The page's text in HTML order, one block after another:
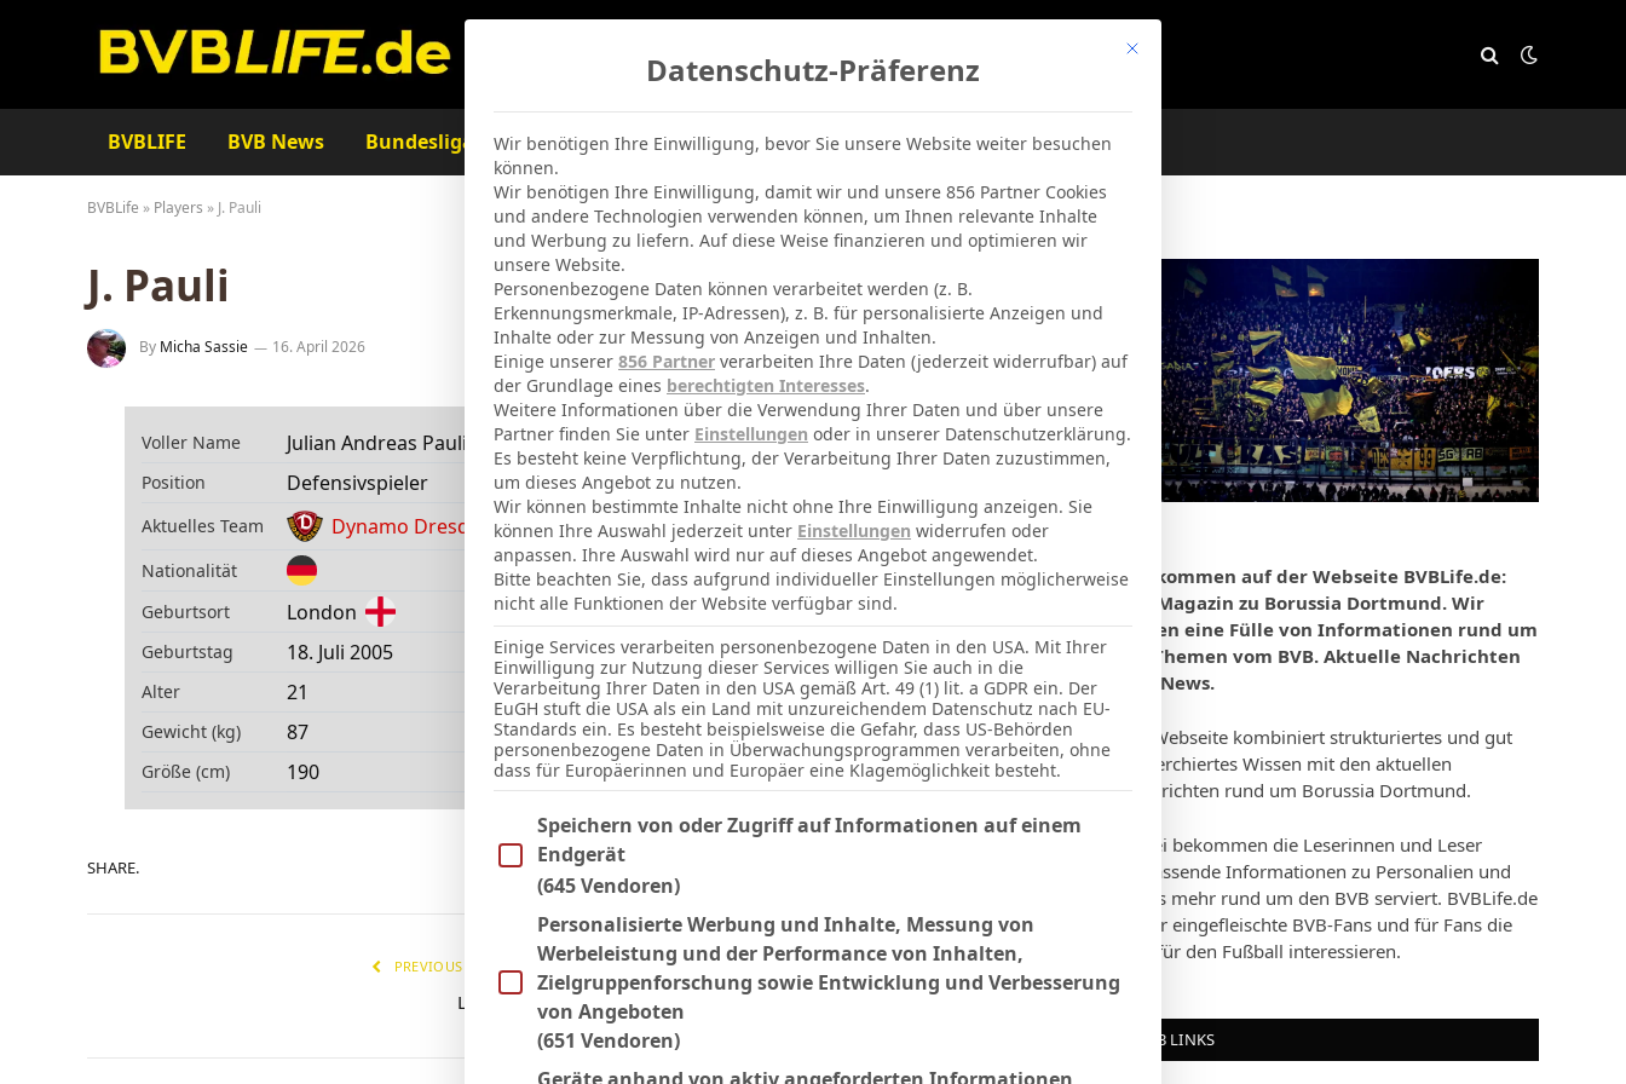
BVBLIFE BVB News Bundesliga Tabelle Champions League BVB-Netradio Erfolge
BVBLife » Players » J. Pauli
J. Pauli
By Micha Sassie 16. April 2026
Voller Name Julian Andreas Pauli
Position Defensivspieler
Aktuelles Team Dynamo Dresden
Nationalität
Geburtsort
London
Geburtstag 18. Juli 2005
Alter 21
Gewicht (kg) 87
Größe (cm) 190
SHARE.
Facebook Twitter
PREVIOUS ARTICLE
L. Reich
NEXT ARTICLE
P. Joly
Willkommen auf der Webseite BVBLife.de:
Das Magazin zu Borussia Dortmund. Wir
bieten eine Fülle von Informationen rund um
die Themen vom BVB. Aktuelle Nachrichten
und News.
Die Webseite kombiniert strukturiertes und gut
recherchiertes Wissen mit den aktuellen
Nachrichten rund um Borussia Dortmund.
Dabei bekommen die Leserinnen und Leser
umfassende Informationen zu Personalien und
vieles mehr rund um den BVB serviert. BVBLife.de
ist für eingefleischte BVB-Fans und für Fans die
sich für den Fußball interessieren.
BVB LINKS
Mit diesem Button wird der Dialog geschlossen. Seine
Datenschutz-Präferenz
Wir benötigen Ihre Einwilligung, bevor Sie unsere Website weiter besuchen
können.
Wir benötigen Ihre Einwilligung, damit wir und unsere 856 Partner Cookies
und andere Technologien verwenden können, um Ihnen relevante Inhalte
und Werbung zu liefern. Auf diese Weise finanzieren und optimieren wir
unsere Website.
Personenbezogene Daten können verarbeitet werden (z. B.
Erkennungsmerkmale, IP-Adressen), z. B. für personalisierte Anzeigen und
Inhalte oder zur Messung von Anzeigen und Inhalten.
Einige unserer 856 Partner verarbeiten Ihre Daten (jederzeit widerrufbar) auf
der Grundlage eines berechtigten Interesses.
Weitere Informationen über die Verwendung Ihrer Daten und über unsere
Partner finden Sie unter Einstellungen oder in unserer Datenschutzerklärung.
Es besteht keine Verpflichtung, der Verarbeitung Ihrer Daten zuzustimmen,
um dieses Angebot zu nutzen.
Wir können bestimmte Inhalte nicht ohne Ihre Einwilligung anzeigen. Sie
können Ihre Auswahl jederzeit unter Einstellungen widerrufen oder
anpassen. Ihre Auswahl wird nur auf dieses Angebot angewendet.
Bitte beachten Sie, dass aufgrund individueller Einstellungen möglicherweise
nicht alle Funktionen der Website verfügbar sind.
Einige Services verarbeiten personenbezogene Daten in den USA. Mit Ihrer
Einwilligung zur Nutzung dieser Services willigen Sie auch in die
Verarbeitung Ihrer Daten in den USA gemäß Art. 49 (1) lit. a GDPR ein. Der
EuGH stuft die USA als ein Land mit unzureichendem Datenschutz nach EU-
Standards ein. Es besteht beispielsweise die Gefahr, dass US-Behörden
personenbezogene Daten in Überwachungsprogrammen verarbeiten, ohne
dass für Europäerinnen und Europäer eine Klagemöglichkeit besteht.
Im Folgenden finden Sie eine Liste der Zwecke des IAB Transparency and Consent Framework (TCF), für die eine Einwilligung erteilt
Speichern von oder Zugriff auf Informationen auf einem
Endgerät
(645 Vendoren)
Personalisierte Werbung und Inhalte, Messung von
Werbeleistung und der Performance von Inhalten,
Zielgruppenforschung sowie Entwicklung und Verbesserung
von Angeboten
(651 Vendoren)